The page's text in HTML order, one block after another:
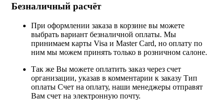
Безналичный расчёт
При оформлении заказа в корзине вы можете
выбрать вариант безналичной оплаты. Мы
принимаем карты Visa и Master Card, но оплату по
ним мы можем принять только в розничном салоне.
Так же Вы можете оплатить заказ через счет
организации, указав в комментарии к заказу Тип
оплаты Счет на оплату, наши менеджеры отправят
Вам счет на электронную почту.